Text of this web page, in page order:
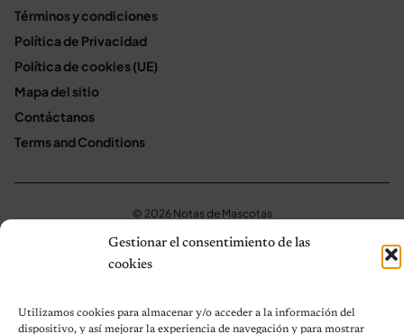
Gestionar el consentimiento de las
cookies
Utilizamos cookies para almacenar y/o acceder a la información del
dispositivo, y así mejorar la experiencia de navegación y para mostrar
Términos y condiciones
Política de Privacidad
Política de cookies (UE)
Mapa del sitio
Contáctanos
Terms and Conditions
© 2026 Notas de Mascotas